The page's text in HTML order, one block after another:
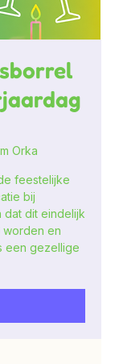
Orka
feestelijke
bij
dat dit eindelijk
worden en
een gezellige